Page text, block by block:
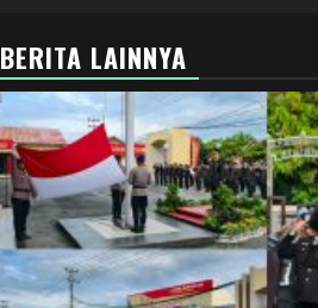
BERITA LAINNYA